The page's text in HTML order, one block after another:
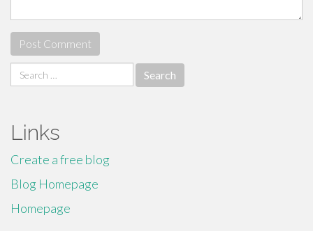
Search
for:
Links
Create a free blog
Blog Homepage
Homepage